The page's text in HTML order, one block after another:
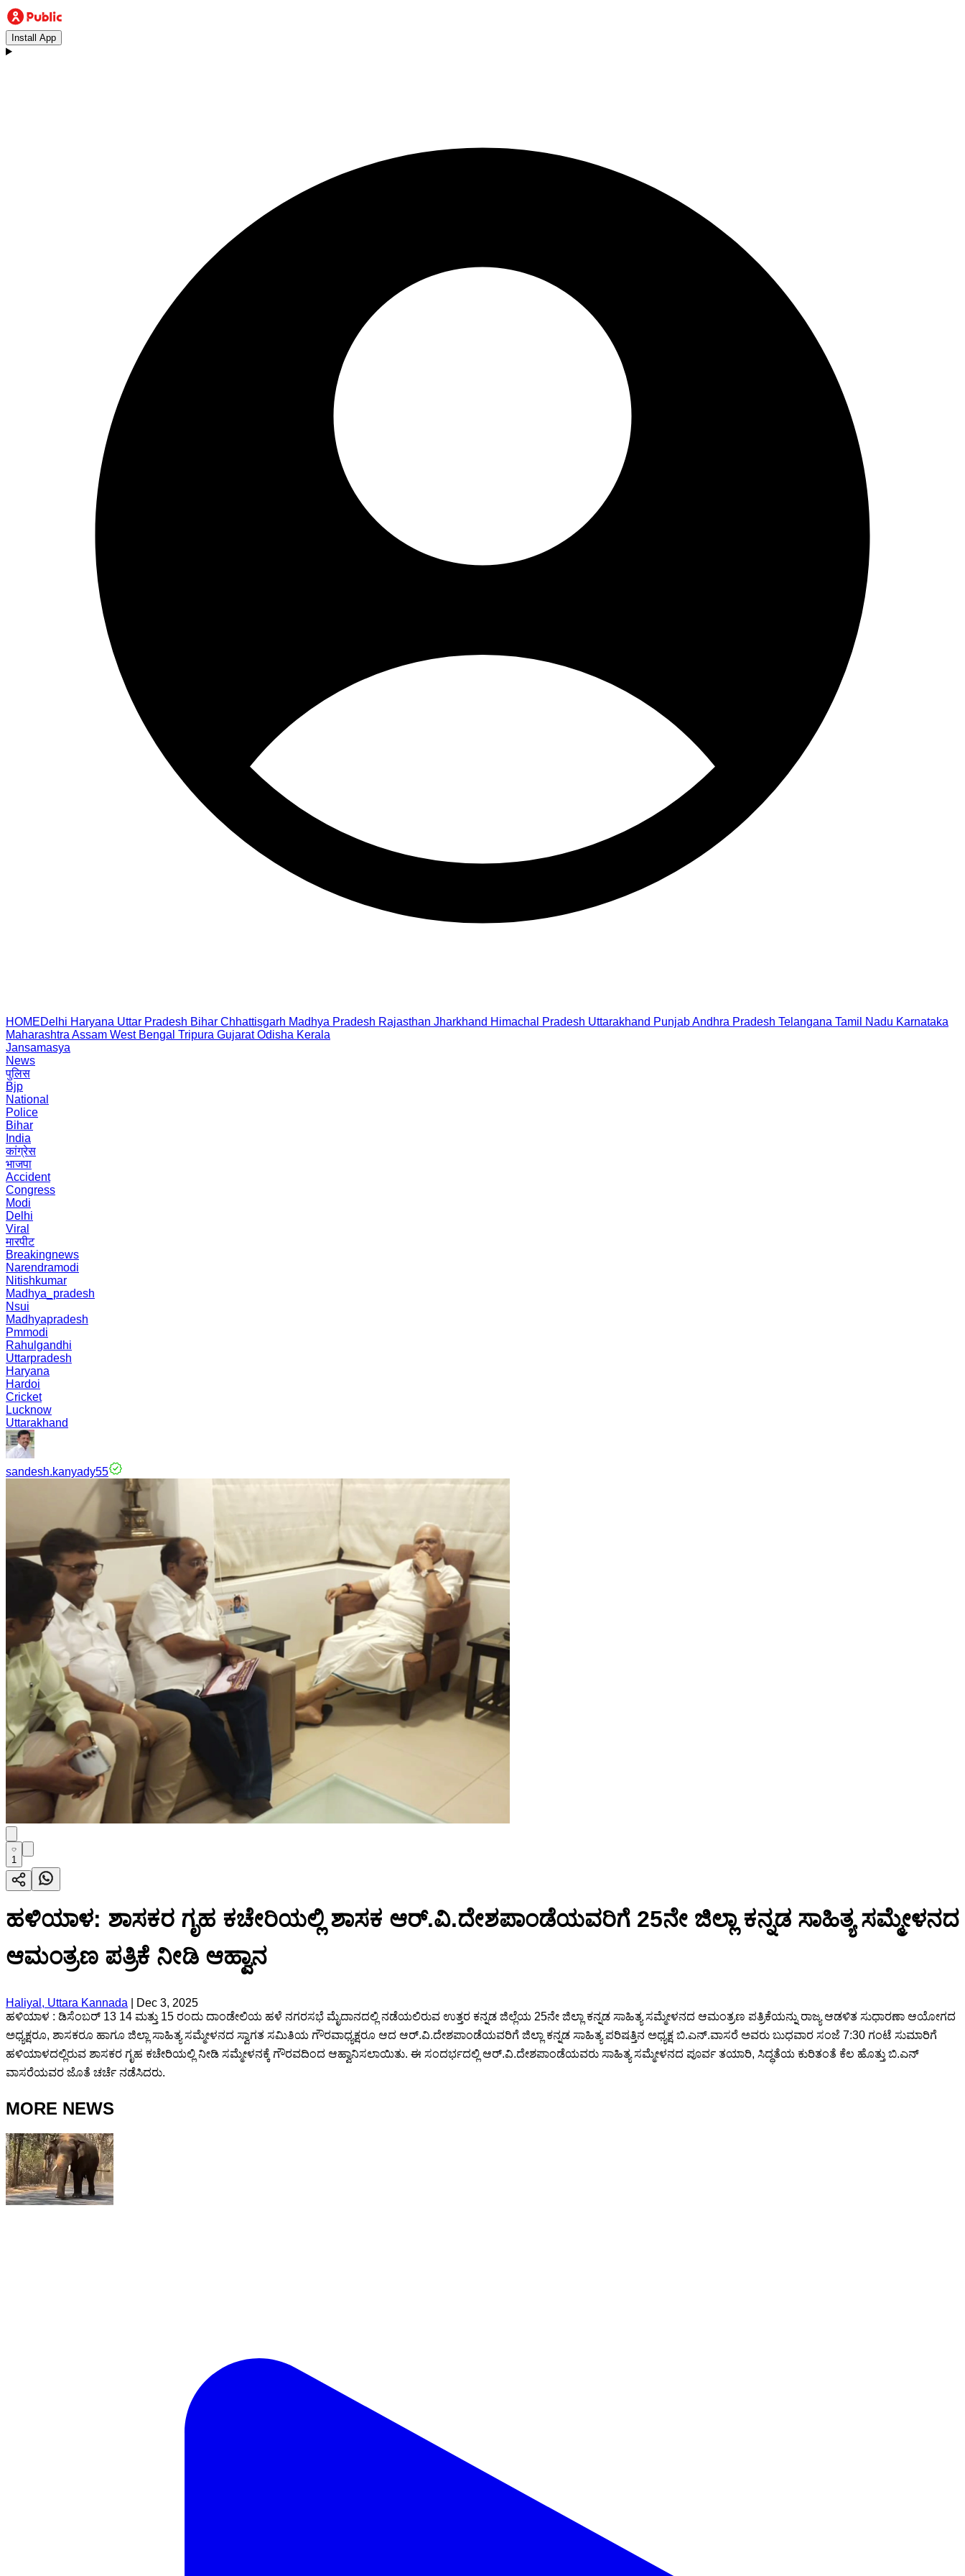
Install App
HOMEDelhi Haryana Uttar Pradesh Bihar Chhattisgarh Madhya Pradesh Rajasthan Jharkhand Himachal Pradesh Uttarakhand PunjabAndhra Pradesh Telangana Tamil Nadu Karnataka
Maharashtra Assam West Bengal Tripura Gujarat Odisha Kerala
Jansamasya
News
पुलिस
Bjp
National
Police
Bihar
India
कांग्रेस
भाजपा
Accident
Congress
Modi
Delhi
Viral
मारपीट
Breakingnews
Narendramodi
Nitishkumar
Madhya_pradesh
Nsui
Madhyapradesh
Pmmodi
Rahulgandhi
Uttarpradesh
Haryana
Hardoi
Cricket
Lucknow
Uttarakhand
sandesh.kanyady55
1
ಹಳಿಯಾಳ: ಶಾಸಕರ ಗೃಹ ಕಚೇರಿಯಲ್ಲಿ ಶಾಸಕ ಆರ್.ವಿ.ದೇಶಪಾಂಡೆಯವರಿಗೆ 25ನೇ ಜಿಲ್ಲಾ ಕನ್ನಡ ಸಾಹಿತ್ಯ ಸಮ್ಮೇಳನದ
ಆಮಂತ್ರಣ ಪತ್ರಿಕೆ ನೀಡಿ ಆಹ್ವಾನ
Haliyal, Uttara Kannada
Dec 3, 2025
ಹಳಿಯಾಳ : ಡಿಸೆಂಬರ್ 13 14 ಮತ್ತು 15 ರಂದು ದಾಂಡೇಲಿಯ ಹಳೆ ನಗರಸಭೆ ಮೈದಾನದಲ್ಲಿ ನಡೆಯಲಿರುವ ಉತ್ತರ ಕನ್ನಡ ಜಿಲ್ಲೆಯ 25ನೇ ಜಿಲ್ಲಾ ಕನ್ನಡ ಸಾಹಿತ್ಯ ಸಮ್ಮೇಳನದ ಆಮಂತ್ರಣ ಪತ್ರಿಕೆಯನ್ನು ರಾಜ್ಯ ಆಡಳಿತ ಸುಧಾರಣಾ ಆಯೋಗದ
ಅಧ್ಯಕ್ಷರೂ, ಶಾಸಕರೂ ಹಾಗೂ ಜಿಲ್ಲಾ ಸಾಹಿತ್ಯ ಸಮ್ಮೇಳನದ ಸ್ವಾಗತ ಸಮಿತಿಯ ಗೌರವಾಧ್ಯಕ್ಷರೂ ಆದ ಆರ್.ವಿ.ದೇಶಪಾಂಡೆಯವರಿಗೆ ಜಿಲ್ಲಾ ಕನ್ನಡ ಸಾಹಿತ್ಯ ಪರಿಷತ್ತಿನ ಅಧ್ಯಕ್ಷ ಬಿ.ಎನ್.ವಾಸರೆ ಅವರು ಬುಧವಾರ ಸಂಜೆ 7:30 ಗಂಟೆ ಸುಮಾರಿಗೆ
ಹಳಿಯಾಳದಲ್ಲಿರುವ ಶಾಸಕರ ಗೃಹ ಕಚೇರಿಯಲ್ಲಿ ನೀಡಿ ಸಮ್ಮೇಳನಕ್ಕೆ ಗೌರವದಿಂದ ಆಹ್ವಾನಿಸಲಾಯಿತು. ಈ ಸಂದರ್ಭದಲ್ಲಿ ಆರ್.ವಿ.ದೇಶಪಾಂಡೆಯವರು ಸಾಹಿತ್ಯ ಸಮ್ಮೇಳನದ ಪೂರ್ವ ತಯಾರಿ, ಸಿದ್ಧತೆಯ ಕುರಿತಂತೆ ಕೆಲ ಹೊತ್ತು ಬಿ.ಎನ್
ವಾಸರೆಯವರ ಜೊತೆ ಚರ್ಚೆ ನಡೆಸಿದರು.
MORE NEWS